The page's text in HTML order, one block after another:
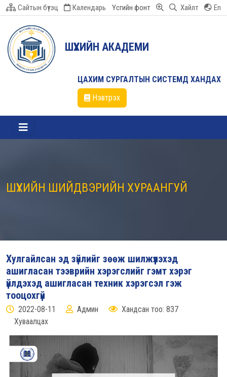
Сайтын бүтэц Календарь Үсгийн фонт Хайлт En
ШҮҮХИЙН АКАДЕМИ
ЦАХИМ СУРГАЛТЫН СИСТЕМД ХАНДАХ
Нэвтрэх
ШҮҮХИЙН ШИЙДВЭРИЙН ХУРААНГУЙ
Хулгайлсан эд зүйлийг зөөж шилжүүлэхэд
ашигласан тээврийн хэрэгслийг гэмт хэрэг
үйлдэхэд ашигласан техник хэрэгсэл гэж
тооцохгүй
2022-08-11 Админ
Хандсан тоо: 837
Хуваалцах